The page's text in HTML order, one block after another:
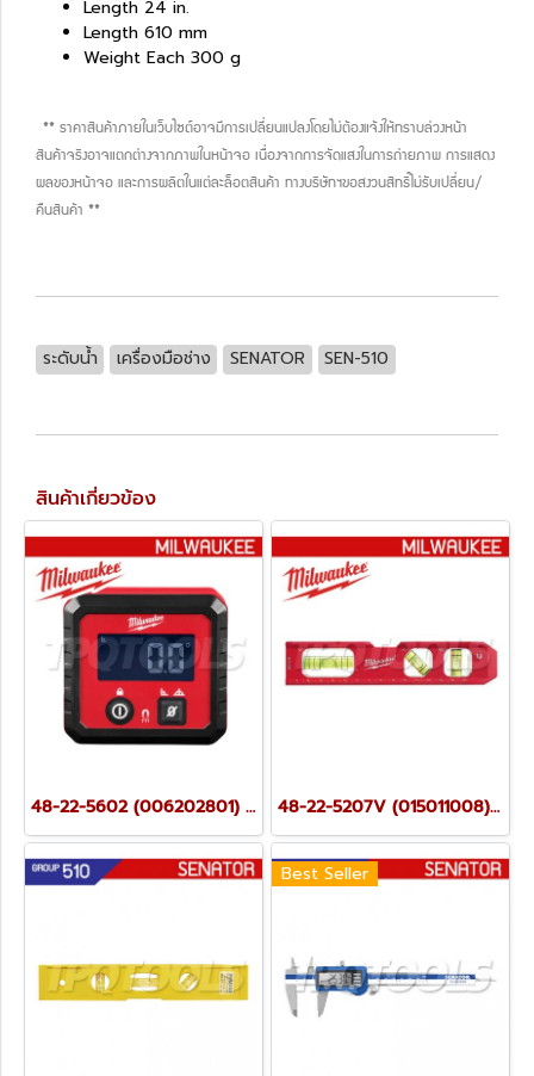
Length 24 in.
Length 610 mm
Weight Each 300 g
** ราคาสินค้าภายในเว็บไซต์อาจมีการเปลี่ยนแปลงโดยไม่ต้องแจ้งให้ทราบล่วงหน้า
สินค้าจริงอาจแตกต่างจากภาพในหน้าจอ เนื่องจากการจัดแสงในการถ่ายภาพ การแสดง
ผลของหน้าจอ และการผลิตในแต่ละล็อตสินค้า ทางบริษัทฯขอสงวนสิทธิ์ไม่รับเปลี่ยน/
คืนสินค้า **
ระดับน้ำ เครื่องมือช่าง SENATOR SEN-510
สินค้าเกี่ยวข้อง
48-22-5602 (006202801) เครื่องวัดองศาดิจิตอล MILWAUKEE (มิลวอคกี้) 48-22-5207V (015011008) ระดับน้ำตอร์ปิโดฐานแม่เหล็ก MILWAUKEE (มิลวอคกี้)
Best Seller